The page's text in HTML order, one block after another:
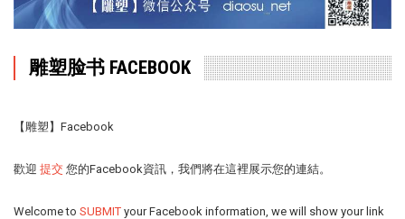
雕塑脸书 FACEBOOK
【雕塑】 Facebook
歡迎 提交 您的Facebook資訊，我們將在這裡展示您的連結。
Welcome to SUBMIT your Facebook information, we will show your link